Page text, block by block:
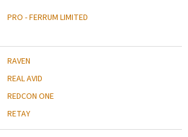
PRO - FERRUM LIMITED
RAVEN
REAL AVID
REDCON ONE
RETAY